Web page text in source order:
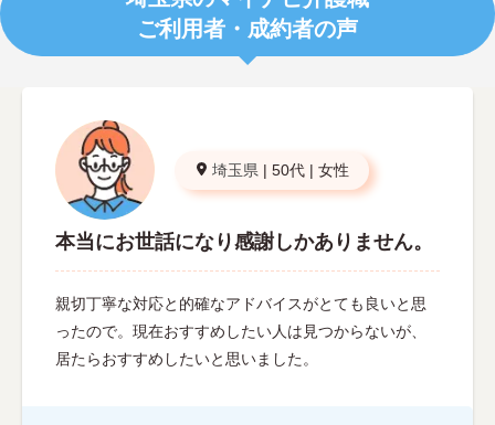
ご利用者・成約者の声
埼玉県 | 50代 | 女性
本当にお世話になり感謝しかありません。
親切丁寧な対応と的確なアドバイスがとても良いと思
ったので。現在おすすめしたい人は見つからないが、
居たらおすすめしたいと思いました。